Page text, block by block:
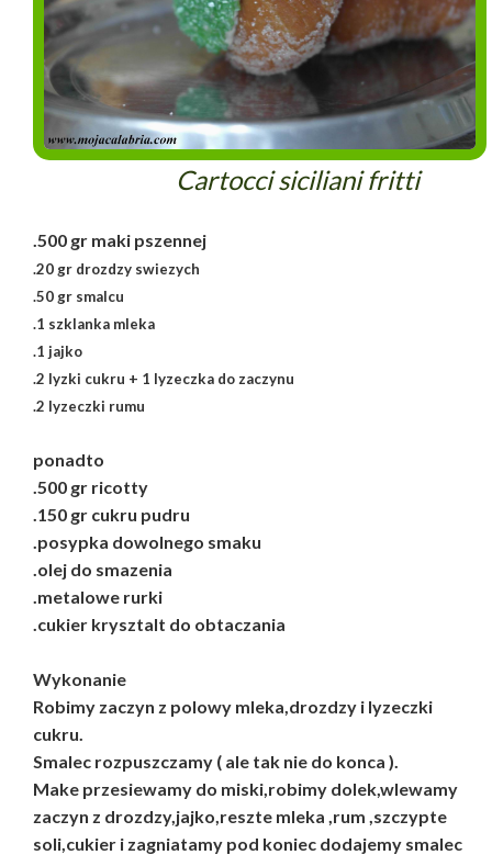
Cartocci siciliani fritti
.500 gr maki pszennej
.20 gr drozdzy swiezych
.50 gr smalcu
.1 szklanka mleka
.1 jajko
.2 lyzki cukru + 1 lyzeczka do zaczynu
.2 lyzeczki rumu
ponadto
.500 gr ricotty
.150 gr cukru pudru
.posypka dowolnego smaku
.olej do smazenia
.metalowe rurki
.cukier krysztalt do obtaczania
Wykonanie
Robimy zaczyn z polowy mleka,drozdzy i lyzeczki
cukru.
Smalec rozpuszczamy ( ale tak nie do konca ).
Make przesiewamy do miski,robimy dolek,wlewamy
zaczyn z drozdzy,jajko,reszte mleka ,rum ,szczypte
soli,cukier i zagniatamy pod koniec dodajemy smalec